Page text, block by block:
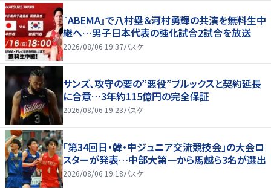
『ABEMA』で八村塁＆河村勇輝の共演を無料生中
継へ…男子日本代表の強化試合2試合を放送
2026/08/06 19:37バスケ
サンズ、攻守の要の”悪役”ブルックスと契約延長
に合意…3年約115億円の完全保証
2026/08/06 19:23バスケ
「第34回日・韓・中ジュニア交流競技会」の大会ロ
スターが発表…中部大第一から馬越ら3名が選出
2026/08/06 19:18バスケ